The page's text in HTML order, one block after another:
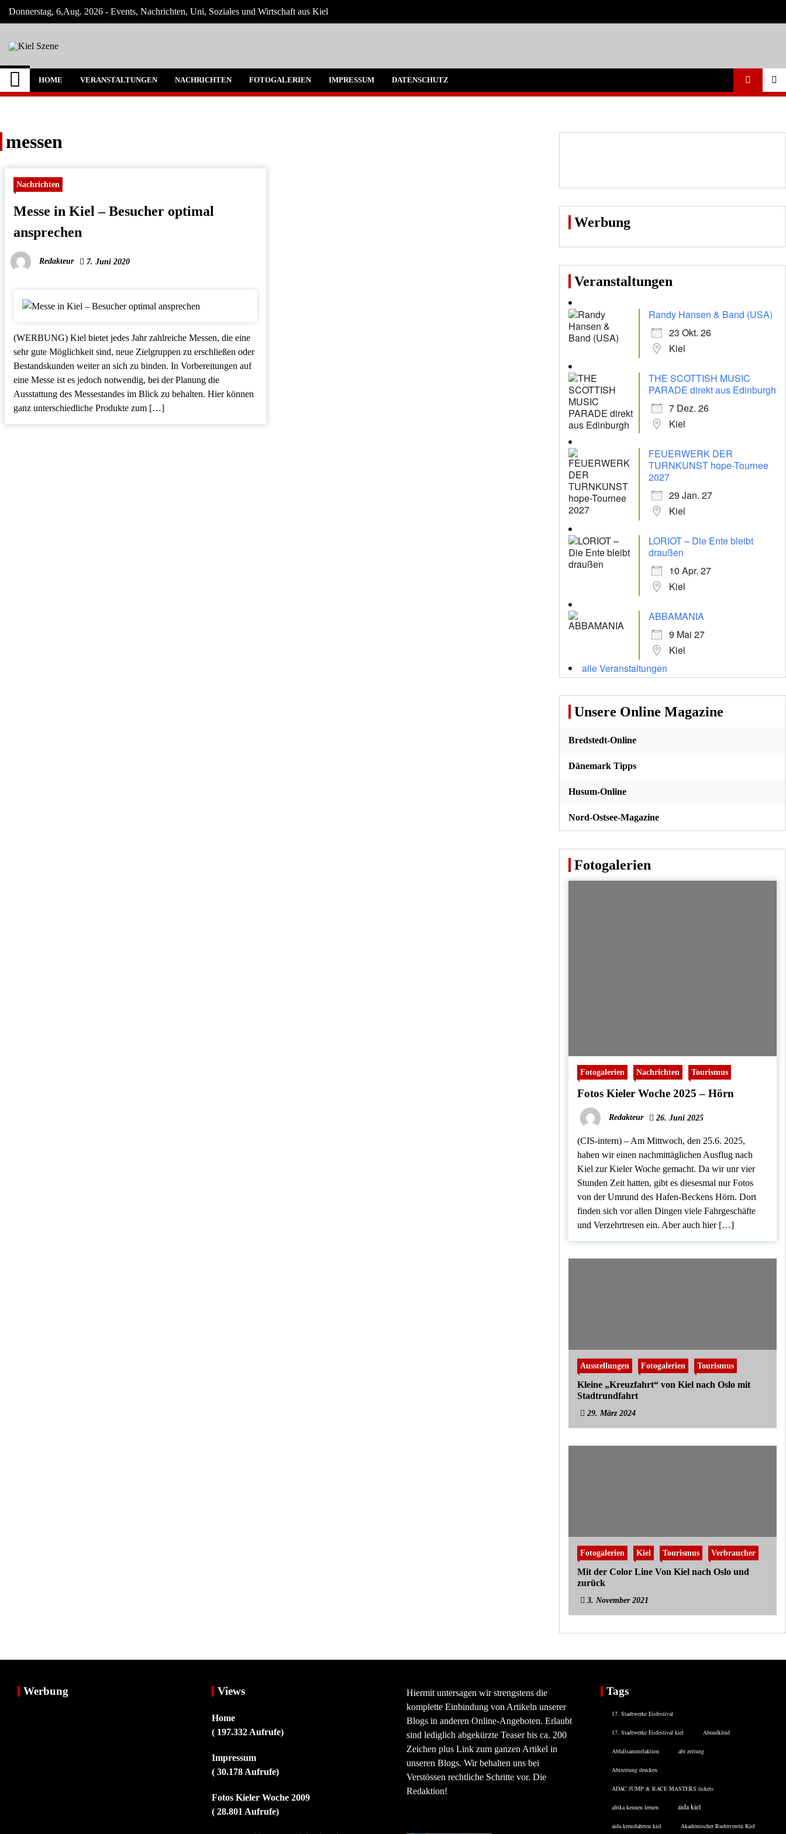
Skip
Donnerstag, 6,Aug. 2026 - Events, Nachrichten, Uni, Soziales und Wirtschaft aus Kiel
Kiel Szene
Neuigkeiten und Nachrichten aus Kiel und Umgebung
HOME VERANSTALTUNGEN NACHRICHTEN FOTOGALERIEN IMPRESSUM DATENSCHUTZ
messen
Nachrichten
Messe in Kiel – Besucher optimal
ansprechen
Redakteur 7. Juni 2020
(WERBUNG) Kiel bietet jedes Jahr zahlreiche Messen, die eine
sehr gute Möglichkeit sind, neue Zielgruppen zu erschließen oder
Bestandskunden weiter an sich zu binden. In Vorbereitungen auf
eine Messe ist es jedoch notwendig, bei der Planung die
Ausstattung des Messestandes im Blick zu behalten. Hier können
ganz unterschiedliche Produkte zum […]
Werbung
Veranstaltungen
Randy Hansen & Band (USA)
23 Okt. 26
Kiel
THE SCOTTISH MUSIC
PARADE direkt aus Edinburgh
7 Dez. 26
Kiel
FEUERWERK DER
TURNKUNST hope-Tournee
2027
29 Jan. 27
Kiel
LORIOT – Die Ente bleibt
draußen
10 Apr. 27
Kiel
ABBAMANIA
9 Mai 27
Kiel
alle Veranstaltungen
Unsere Online Magazine
Bredstedt-Online
Dänemark Tipps
Husum-Online
Nord-Ostsee-Magazine
Fotogalerien
Fotogalerien Nachrichten Tourismus
Fotos Kieler Woche 2025 – Hörn
Redakteur 26. Juni 2025
(CIS-intern) – Am Mittwoch, den 25.6. 2025,
haben wir einen nachmittäglichen Ausflug nach
Kiel zur Kieler Woche gemacht. Da wir unr vier
Stunden Zeit hatten, gibt es diesesmal nur Fotos
von der Umrund des Hafen-Beckens Hörn. Dort
finden sich vor allen Dingen viele Fahrgeschäfte
und Verzehrtresen ein. Aber auch hier […]
Ausstellungen Fotogalerien Tourismus
Kleine „Kreuzfahrt“ von Kiel nach Oslo mit
Stadtrundfahrt
29. März 2024
Fotogalerien Kiel Tourismus Verbraucher
Mit der Color Line Von Kiel nach Oslo und
zurück
3. November 2021
Werbung Views
Home
( 197.332 Aufrufe)
Impressum
( 30.178 Aufrufe)
Fotos Kieler Woche 2009
( 28.801 Aufrufe)
Hiermit untersagen wir strengstens die
komplette Einbindung von Artikeln unserer
Blogs in anderen Online-Angeboten. Erlaubt
sind lediglich abgekürzte Teaser bis ca. 200
Zeichen plus Link zum ganzen Artikel in
unseren Blogs. Wir behalten uns bei
Verstössen rechtliche Schritte vor. Die
Redaktion!
Tags
17. Stadtwerke Eisfestival
17. Stadtwerke Eisfestival kiel Abendkleid
Abfallsammelaktion abi zeitung
Abizeitung drucken
ADAC JUMP & RACE MASTERS tickets
afrika kennen lernen aida kiel
aida kreuzfahrten kiel Akademischer Ruderverein Kiel